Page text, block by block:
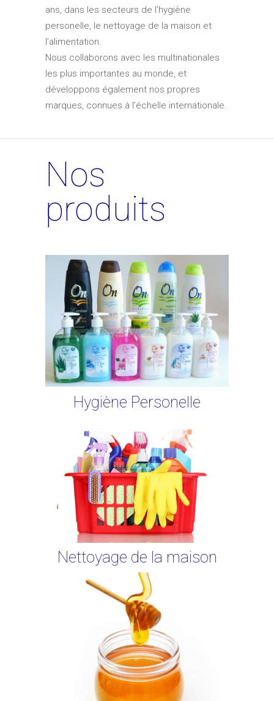
ans, dans les secteurs de l’hygiène
personelle, le nettoyage de la maison et
l’alimentation.
Nous collaborons avec les multinationales
les plus importantes au monde, et
développons également nos propres
marques, connues à l’échelle internationale.
Nos
produits
Hygiène Personelle
Nettoyage de la maison